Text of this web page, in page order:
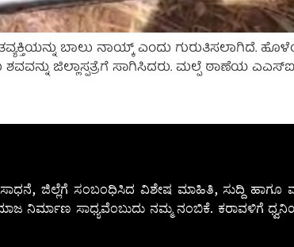
ಬಾಲು ನಾಯ್ಕ್ ಎಂದು ಗುರುತಿಸಲಾಗಿದೆ‌.
ಜಿಲ್ಲಾಸ್ಪತ್ರೆಗೆ ಸಾಗಿಸಿದರು. ಮಲ್ಪೆ ಠಾಣೆಯ ಎಎಸ್ಐ
ಜಿಲ್ಲೆಗೆ ಸಂಬಂಧಿಸಿದ ವಿಶೇಷ ಮಾಹಿತಿ, ಸುದ್ದಿ
ನಿರ್ಮಾಣ ಸಾಧ್ಯವೆಂಬುದು ನಮ್ಮ ನಂಬಿಕೆ. ಕರಾವಳಿಗೆ